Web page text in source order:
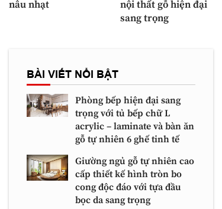
nâu nhạt
nội thất gỗ hiện đại
sang trọng
BÀI VIẾT NỔI BẬT
Phòng bếp hiện đại sang
trọng với tủ bếp chữ L
acrylic – laminate và bàn ăn
gỗ tự nhiên 6 ghế tinh tế
Giường ngủ gỗ tự nhiên cao
cấp thiết kế hình tròn bo
cong độc đáo với tựa đầu
bọc da sang trọng